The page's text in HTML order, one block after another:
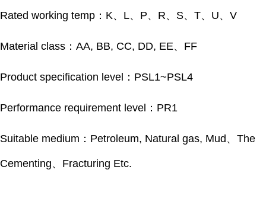
Rated working temp：K、L、P、R、S、T、U、V
Material class：AA, BB, CC, DD, EE、FF
Product specification level：PSL1~PSL4
Performance requirement level：PR1
Suitable medium：Petroleum, Natural gas, Mud、The
Cementing、Fracturing Etc.